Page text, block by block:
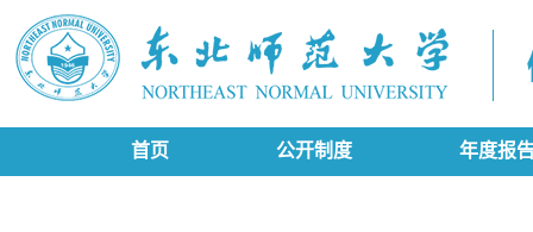
首页 公开制度 年度报